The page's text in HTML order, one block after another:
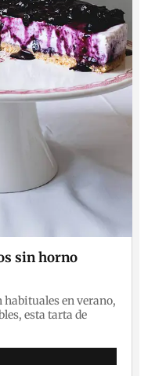
sin horno
habituales en verano,
esta tarta de